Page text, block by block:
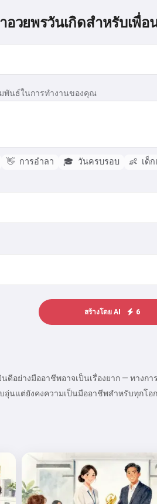
อวยพรวันเกิดสำหรับเพื่
มพันธ์ในการทำงานของคุณ
👋 การอำลา 🎓 วันครบรอบ 👶 เด็
สร้างโดย AI 6
อย่างมืออาชีพอาจเป็นเรื่องยาก — ทางกา
นแต่ยังคงความเป็นมืออาชีพสำหรับทุกโอ